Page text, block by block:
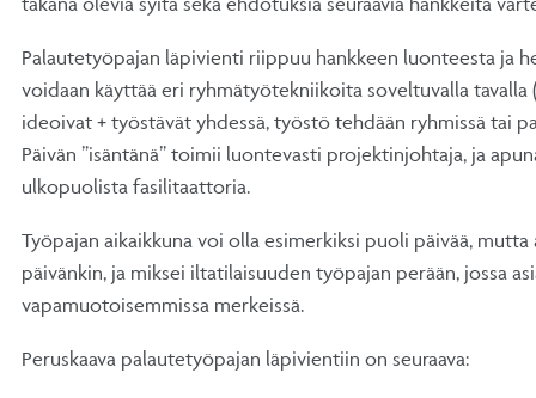
Palautetyöpajan läpivienti riippuu hankkeen luonteesta ja
voidaan käyttää eri ryhmätyötekniikoita soveltuvalla tavalla
ideoivat + työstävät yhdessä, työstö tehdään ryhmissä tai
Päivän ”isäntänä” toimii luontevasti projektinjohtaja, ja
ulkopuolista fasilitaattoria.
Työpajan aikaikkuna voi olla esimerkiksi puoli päivää, mutta
päivänkin, ja miksei iltatilaisuuden työpajan perään, jossa
vapamuotoisemmissa merkeissä.
Peruskaava palautetyöpajan läpivientiin on seuraava: